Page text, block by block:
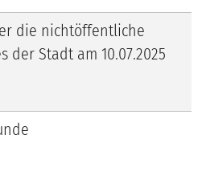
die nichtöffentliche
der Stadt am 10.07.2025